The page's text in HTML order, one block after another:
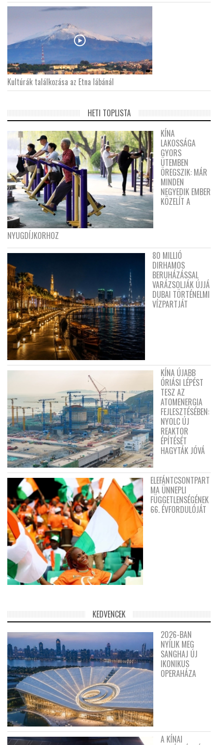
Kultúrák találkozása az Etna lábánál
HETI TOPLISTA
KÍNA
LAKOSSÁGA
GYORS
ÜTEMBEN
ÖREGSZIK: MÁR
MINDEN
NEGYEDIK EMBER
KÖZELÍT A
NYUGDÍJKORHOZ
80 MILLIÓ
DIRHAMOS
BERUHÁZÁSSAL
VARÁZSOLJÁK ÚJJÁ
DUBAI TÖRTÉNELMI
VÍZPARTJÁT
KÍNA ÚJABB
ÓRIÁSI LÉPÉST
TESZ AZ
ATOMENERGIA
FEJLESZTÉSÉBEN:
NYOLC ÚJ
REAKTOR
ÉPÍTÉSÉT
HAGYTÁK JÓVÁ
ELEFÁNTCSONTPART
MA ÜNNEPLI
FÜGGETLENSÉGÉNEK
66. ÉVFORDULÓJÁT
KEDVENCEK
2026-BAN
NYÍLIK MEG
SANGHAJ ÚJ
IKONIKUS
OPERAHÁZA
A KÍNAI